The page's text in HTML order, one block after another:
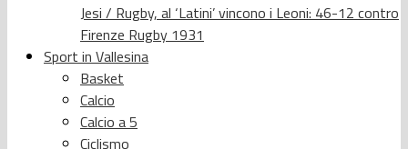
Jesi / Rugby, al ‘Latini’ vincono i Leoni: 46-12 contro
Firenze Rugby 1931
Sport in Vallesina
Basket
Calcio
Calcio a 5
Ciclismo